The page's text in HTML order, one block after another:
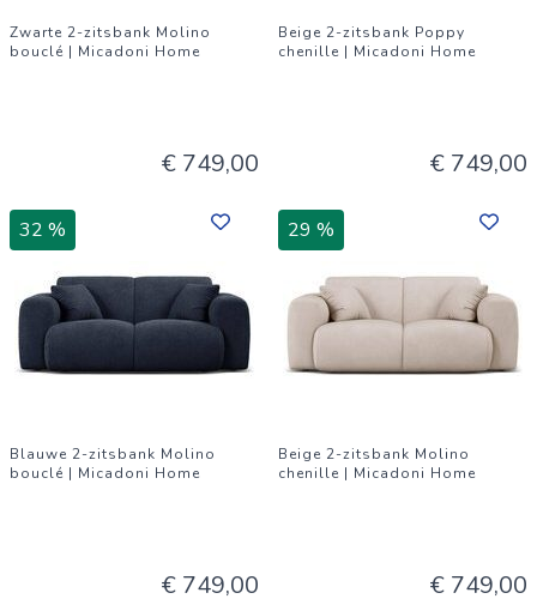
Zwarte 2-zitsbank Molino
bouclé | Micadoni Home
€ 749,00
Beige 2-zitsbank Poppy
chenille | Micadoni Home
€ 749,00
32 %
Blauwe 2-zitsbank Molino
bouclé | Micadoni Home
€ 749,00
29 %
Beige 2-zitsbank Molino
chenille | Micadoni Home
€ 749,00